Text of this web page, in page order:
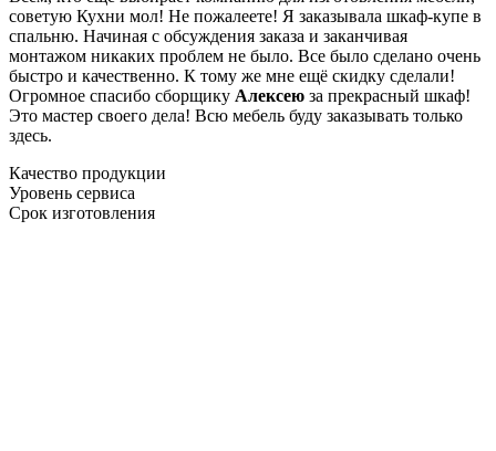
советую Кухни мол! Не пожалеете! Я заказывала шкаф-купе в
спальню. Начиная с обсуждения заказа и заканчивая
монтажом никаких проблем не было. Все было сделано очень
быстро и качественно. К тому же мне ещё скидку сделали!
Огромное спасибо сборщику Алексею за прекрасный шкаф!
Это мастер своего дела! Всю мебель буду заказывать только
здесь.
Качество продукции
Уровень сервиса
Срок изготовления